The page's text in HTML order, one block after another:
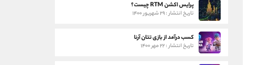
پرایس اکشن RTM چیست؟
تاریخ انتشار : ۲۹ شهریور ۱۴۰۰
کسب درآمد از بازی تتان آرنا
تاریخ انتشار : ۲۲ مهر ۱۴۰۰